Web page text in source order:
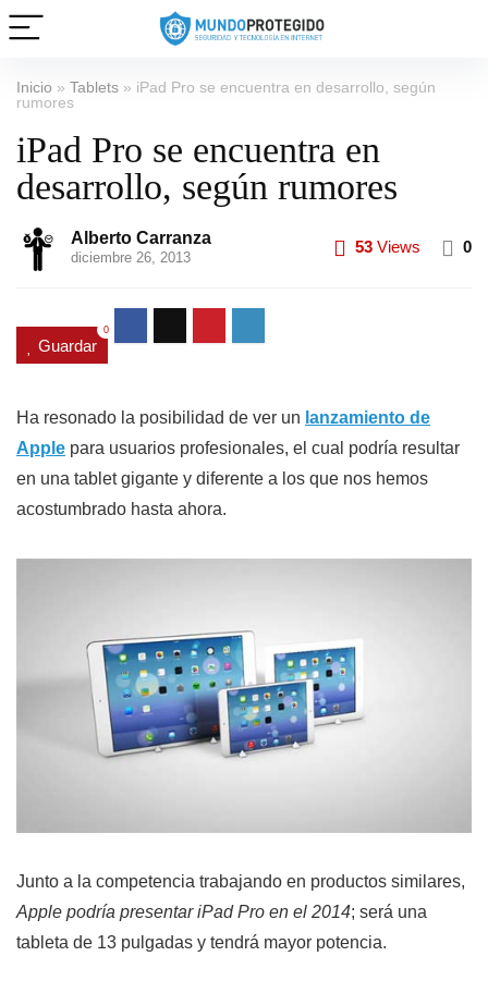
Inicio » Tablets » iPad Pro se encuentra en desarrollo, según
rumores
iPad Pro se encuentra en
desarrollo, según rumores
Alberto Carranza
diciembre 26, 2013
53 Views 0
Guardar
0
Ha resonado la posibilidad de ver un lanzamiento de
Apple para usuarios profesionales, el cual podría resultar
en una tablet gigante y diferente a los que nos hemos
acostumbrado hasta ahora.
Junto a la competencia trabajando en productos similares,
Apple podría presentar iPad Pro en el 2014; será una
tableta de 13 pulgadas y tendrá mayor potencia.